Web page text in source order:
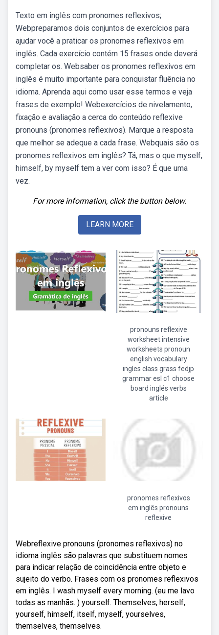
Texto em inglês com pronomes reflexivos;
Webpreparamos dois conjuntos de exercícios para
ajudar você a praticar os pronomes reflexivos em
inglês. Cada exercício contém 15 frases onde deverá
completar os. Websaber os pronomes reflexivos em
inglês é muito importante para conquistar fluência no
idioma. Aprenda aqui como usar esse termos e veja
frases de exemplo! Webexercícios de nivelamento,
fixação e avaliação a cerca do conteúdo reflexive
pronouns (pronomes reflexivos). Marque a resposta
que melhor se adeque a cada frase. Webquais são os
pronomes reflexivos em inglês? Tá, mas o que myself,
himself, by myself tem a ver com isso? É que uma
vez.
For more information, click the button below.
LEARN MORE
pronouns reflexive
worksheet intensive
worksheets pronoun
english vocabulary
ingles class grass fedjp
grammar esl c1 choose
board inglés verbs
article
pronomes reflexivos
em inglês pronouns
reflexive
Webreflexive pronouns (pronomes reflexivos) no
idioma inglês são palavras que substituem nomes
para indicar relação de coincidência entre objeto e
sujeito do verbo. Frases com os pronomes reflexivos
em inglês. I wash myself every morning. (eu me lavo
todas as manhãs. ) yourself. Themselves, herself,
yourself, himself, itself, myself, yourselves,
themselves, themselves.